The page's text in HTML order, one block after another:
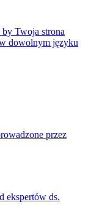
Twoja strona
dowolnym języku
przez
ekspertów ds.